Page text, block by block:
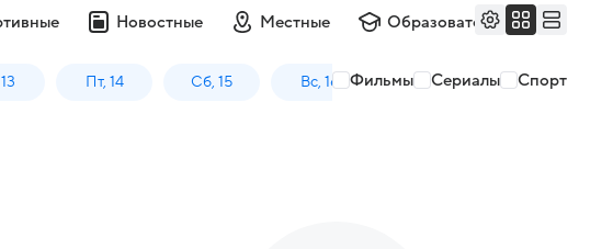
Новостные Местные Образовательные
Пт, 14 Сб, 15 Вс, 16 Пн, 17
Фильмы Сериалы Спорт